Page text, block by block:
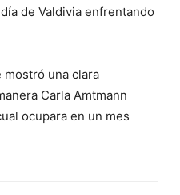
de Valdivia enfrentando
una clara
Carla Amtmann
ocupara en un mes